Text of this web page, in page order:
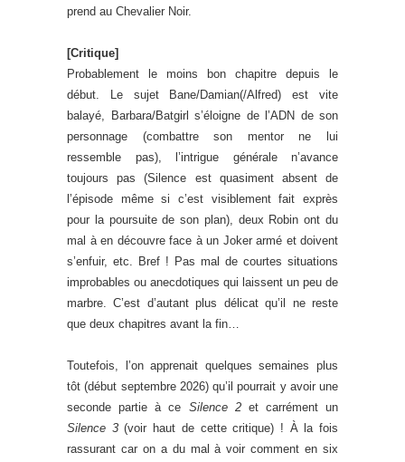
prend au Chevalier Noir.
[Critique]
Probablement le moins bon chapitre depuis le
début. Le sujet Bane/Damian(/Alfred) est vite
balayé, Barbara/Batgirl s’éloigne de l’ADN de son
personnage (combattre son mentor ne lui
ressemble pas), l’intrigue générale n’avance
toujours pas (Silence est quasiment absent de
l’épisode même si c’est visiblement fait exprès
pour la poursuite de son plan), deux Robin ont du
mal à en découvre face à un Joker armé et doivent
s’enfuir, etc. Bref ! Pas mal de courtes situations
improbables ou anecdotiques qui laissent un peu de
marbre. C’est d’autant plus délicat qu’il ne reste
que deux chapitres avant la fin…
Toutefois, l’on apprenait quelques semaines plus
tôt (début septembre 2026) qu’il pourrait y avoir une
seconde partie à ce Silence 2et carrément un
Silence 3(voir haut de cette critique) ! À la fois
rassurant car on a du mal à voir comment en six